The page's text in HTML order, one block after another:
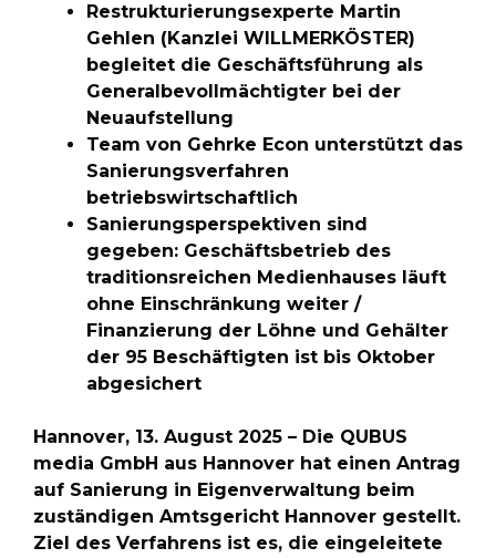
Restrukturierungsexperte Martin
Gehlen (Kanzlei WILLMERKÖSTER)
begleitet die Geschäftsführung als
Generalbevollmächtigter bei der
Neuaufstellung
Team von Gehrke Econ unterstützt das
Sanierungsverfahren
betriebswirtschaftlich
Sanierungsperspektiven sind
gegeben: Geschäftsbetrieb des
traditionsreichen Medienhauses läuft
ohne Einschränkung weiter /
Finanzierung der Löhne und Gehälter
der 95 Beschäftigten ist bis Oktober
abgesichert
Hannover, 13. August 2025 – Die QUBUS
media GmbH aus Hannover hat einen Antrag
auf Sanierung in Eigenverwaltung beim
zuständigen Amtsgericht Hannover gestellt.
Ziel des Verfahrens ist es, die eingeleitete